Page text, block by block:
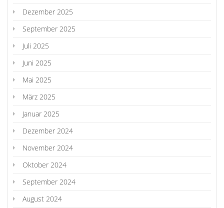
Dezember 2025
September 2025
Juli 2025
Juni 2025
Mai 2025
März 2025
Januar 2025
Dezember 2024
November 2024
Oktober 2024
September 2024
August 2024